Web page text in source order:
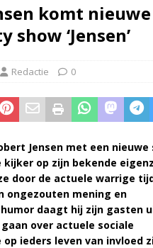
komt nieuwe
show ‘Jensen’
Redactie 0
Jensen met een nieuwe
op zijn bekende
door de actuele warrige
ongezouten mening en
daagt hij zijn gasten
over actuele sociale
ieders leven van invloed